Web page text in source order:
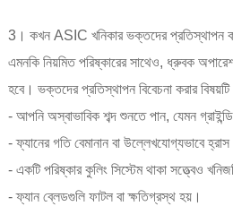
3। কখন ASIC খনিকার ভক্তদের প্রতিস্থাপন
এমনকি নিয়মিত পরিষ্কারের সাথেও, ধ্রুবক
হবে। ভক্তদের প্রতিস্থাপন বিবেচনা করার বিষয়টি
- আপনি অস্বাভাবিক শব্দ শুনতে পান, যেমন
- ফ্যানের গতি বেমানান বা উল্লেখযোগ্যভাবে
- একটি পরিষ্কার কুলিং সিস্টেম থাকা সত্ত্বেও
- ফ্যান ব্লেডগুলি ফাটল বা ক্ষতিগ্রস্থ হয়।